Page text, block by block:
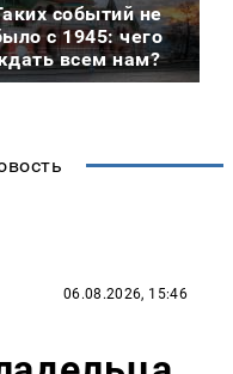
событий не
с 1945: чего
всем нам?
06.08.2026, 15:46